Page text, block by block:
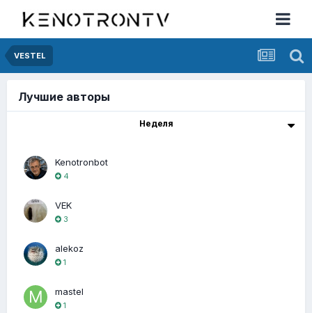
VESTEL
Лучшие авторы
Неделя
Kenotronbot
4
VEK
3
alekoz
1
mastel
1